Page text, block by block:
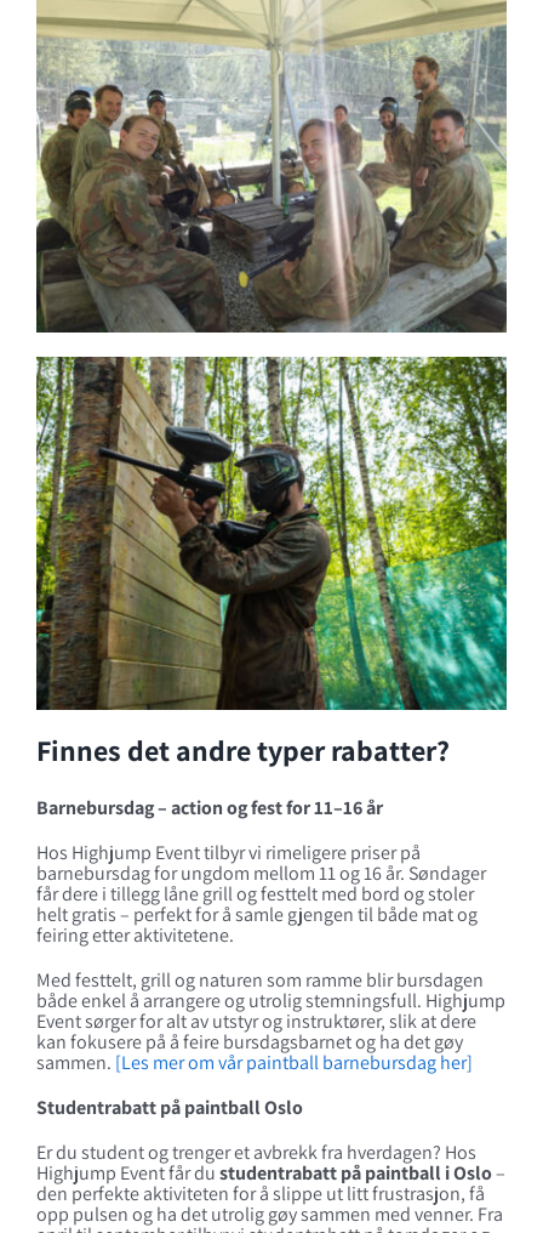
Finnes det andre typer rabatter?
Barnebursdag – action og fest for 11–16 år
Hos Highjump Event tilbyr vi rimeligere priser på
barnebursdag for ungdom mellom 11 og 16 år. Søndager
får dere i tillegg låne grill og festtelt med bord og stoler
helt gratis – perfekt for å samle gjengen til både mat og
feiring etter aktivitetene.
Med festtelt, grill og naturen som ramme blir bursdagen
både enkel å arrangere og utrolig stemningsfull. Highjump
Event sørger for alt av utstyr og instruktører, slik at dere
kan fokusere på å feire bursdagsbarnet og ha det gøy
sammen. [Les mer om vår paintball barnebursdag her]
Studentrabatt på paintball Oslo
Er du student og trenger et avbrekk fra hverdagen? Hos
Highjump Event får dustudentrabatt på paintball i Oslo–
den perfekte aktiviteten for å slippe ut litt frustrasjon, få
opp pulsen og ha det utrolig gøy sammen med venner. Fra